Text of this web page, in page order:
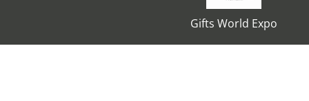
Gifts World Expo